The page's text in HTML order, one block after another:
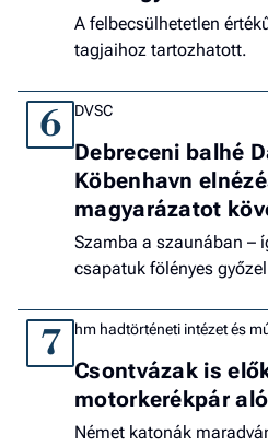
A felbecsülhetetlen
tagjaihoz tartozhatott.
6 DVSC
Debreceni balhé
Köbenhavn
magyarázatot
Szamba a szaunában –
csapatuk fölényes
7 hm hadtörténeti intézet és
Csontvázak is
motorkerékpár
Német katonák